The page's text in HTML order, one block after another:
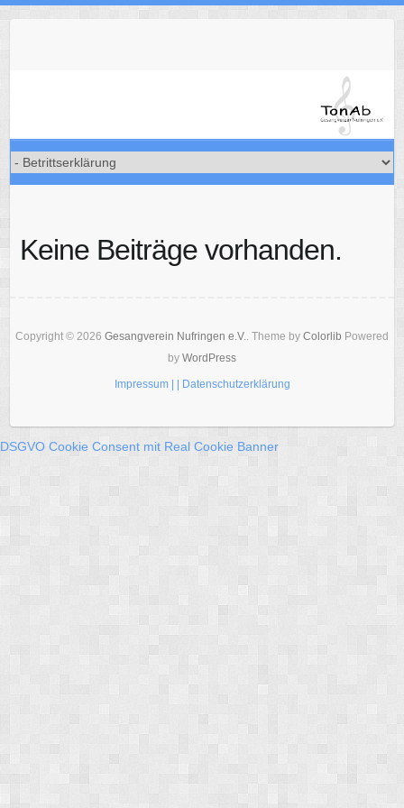
Keine Beiträge vorhanden.
Copyright © 2026 Gesangverein Nufringen e.V.. Theme by Colorlib Powered
by WordPress
Impressum | | Datenschutzerklärung
DSGVO Cookie Consent mit Real Cookie Banner